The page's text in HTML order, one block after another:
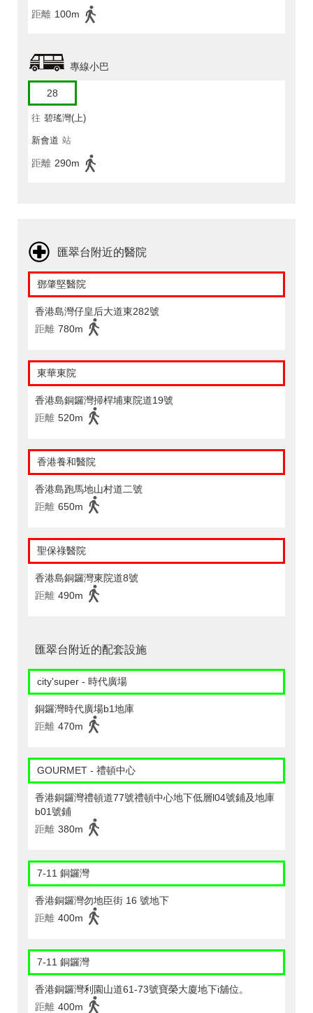
距離 100m
專線小巴
28
往 碧瑤灣(上)
新會道 站
距離 290m
匯翠台附近的醫院
鄧肇堅醫院
香港島灣仔皇后大道東282號
距離 780m
東華東院
香港島銅鑼灣掃桿埔東院道19號
距離 520m
香港養和醫院
香港島跑馬地山村道二號
距離 650m
聖保祿醫院
香港島銅鑼灣東院道8號
距離 490m
匯翠台附近的配套設施
city'super - 時代廣場
銅鑼灣時代廣場b1地庫
距離 470m
GOURMET - 禮頓中心
香港銅鑼灣禮頓道77號禮頓中心地下低層l04號鋪及地庫
b01號鋪
距離 380m
7-11 銅鑼灣
香港銅鑼灣勿地臣街 16 號地下
距離 400m
7-11 銅鑼灣
香港銅鑼灣利園山道61-73號寶榮大廈地下i舖位。
距離 400m